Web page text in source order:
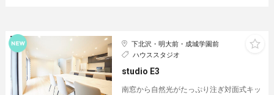
下北沢・明大前・成城学園前
ハウススタジオ
studio E3
南窓から自然光がたっぷり注ぎ対面式キッ